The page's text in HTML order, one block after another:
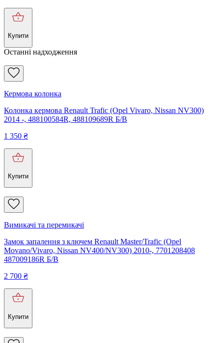
Купити
Останні надходження
Кермова колонка
Колонка кермова Renault Trafic (Opel Vivaro, Nissan NV300)
2014 -, 488100584R, 488109689R Б/В
1 350 ₴
Купити
Вимикачі та перемикачі
Замок запалення з ключем Renault Master/Trafic (Opel
Movano/Vivaro, Nissan NV400/NV300) 2010-, 7701208408
487009186R Б/В
2 700 ₴
Купити